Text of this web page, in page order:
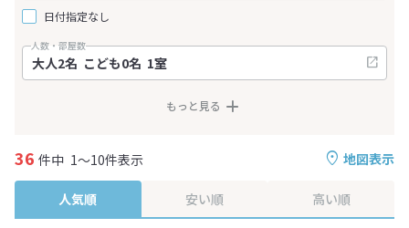
日付指定なし
人数・部屋数
もっと見る
地図表示
36 件中 1～10件表示
人気順 安い順 高い順